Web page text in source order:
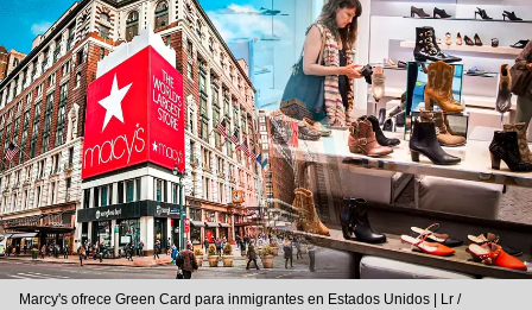
Marcy's ofrece Green Card para inmigrantes en Estados Unidos | Lr /